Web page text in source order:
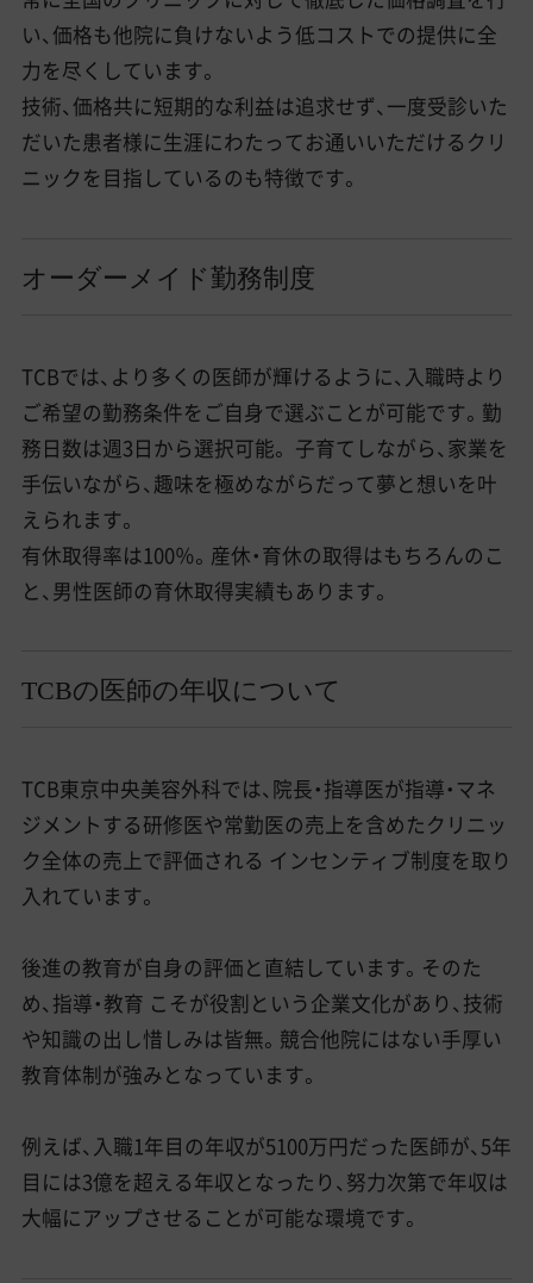
い、価格も他院に負けないよう低コストでの提供に全
力を尽くしています。
技術、価格共に短期的な利益は追求せず、一度受診いた
だいた患者様に生涯にわたってお通いいただけるクリ
ニックを目指しているのも特徴です。
オーダーメイド勤務制度
TCBでは、より多くの医師が輝けるように、入職時より
ご希望の勤務条件をご自身で選ぶことが可能です。勤
務日数は週3日から選択可能。 子育てしながら、家業を
手伝いながら、趣味を極めながらだって夢と想いを叶
えられます。
有休取得率は100％。産休・育休の取得はもちろんのこ
と、男性医師の育休取得実績もあります。
TCBの医師の年収について
TCB東京中央美容外科では、院長・指導医が指導・マネ
ジメントする研修医や常勤医の売上を含めたクリニッ
ク全体の売上で評価される インセンティブ制度を取り
入れています。
後進の教育が自身の評価と直結しています。そのた
め、指導・教育 こそが役割という企業文化があり、技術
や知識の出し惜しみは皆無。競合他院にはない手厚い
教育体制が強みとなっています。
例えば、入職1年目の年収が5100万円だった医師が、5年
目には3億を超える年収となったり、努力次第で年収は
大幅にアップさせることが可能な環境です。